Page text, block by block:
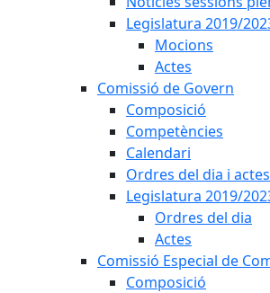
Legislatura 2019/
Mocions
Actes
Comissió de Govern
Composició
Competències
Calendari
Ordres del dia i actes
Legislatura 2019/
Ordres del dia
Actes
Comissió Especial de
Composició